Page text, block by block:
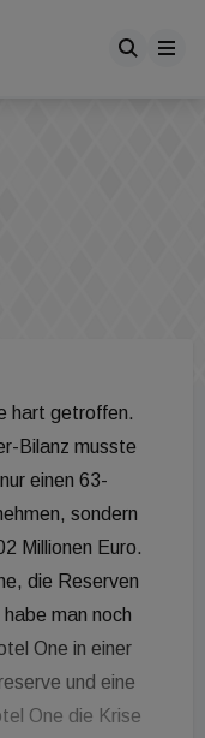
hart getroffen.
Bilanz musste
einen 63-
sondern
Millionen Euro.
die Reserven
man noch
One in einer
und eine
One die Krise